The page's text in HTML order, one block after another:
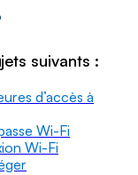
suivants :
d’accès à
Wi-Fi
Wi-Fi